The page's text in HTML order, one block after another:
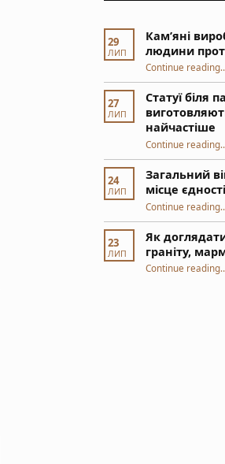
29
ЛИП
Кам’яні
людини
Continue reading
27
ЛИП
Статуї біля
найчастіше
Continue reading
24
ЛИП
Загальний
місце
Continue reading
23
ЛИП
Як
граніту,
Continue reading“Як